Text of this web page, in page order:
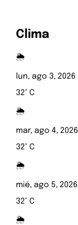
Clima
🌦️
lun, ago 3, 2026
32° C
🌦️
mar, ago 4, 2026
32° C
🌦️
mié, ago 5, 2026
32° C
🌦️